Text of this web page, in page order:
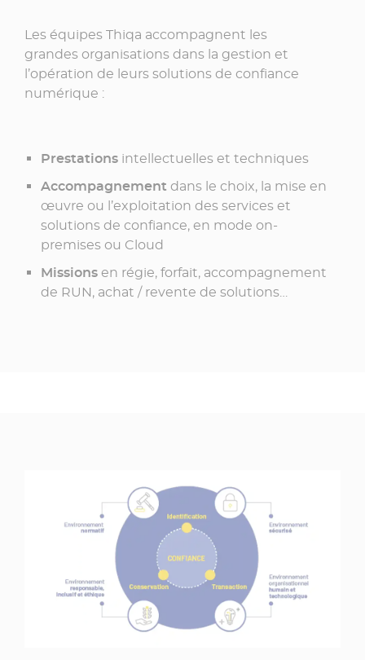
Les équipes Thiqa accompagnent les
grandes organisations dans la gestion et
l’opération de leurs solutions de confiance
numérique :
Prestations intellectuelles et techniques
Accompagnement dans le choix, la mise en
œuvre ou l’exploitation des services et
solutions de confiance, en mode on-
premises ou Cloud
Missions en régie, forfait, accompagnement
de RUN, achat / revente de solutions…